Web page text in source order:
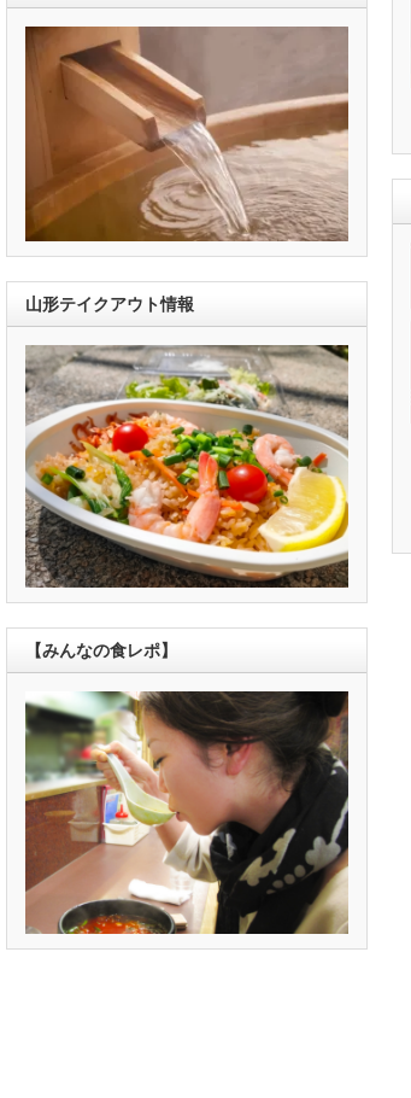
山形テイクアウト情報
【みんなの食レポ】